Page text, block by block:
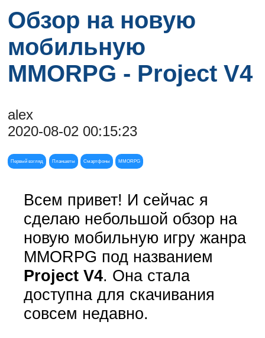
Обзор на новую
мобильную
MMORPG - Project V4
alex
2020-08-02 00:15:23
Первый взгляд Планшеты Смартфоны MMORPG
Всем привет! И сейчас я
сделаю небольшой обзор на
новую мобильную игру жанра
MMORPG под названием
Project V4. Она стала
доступна для скачивания
совсем недавно.